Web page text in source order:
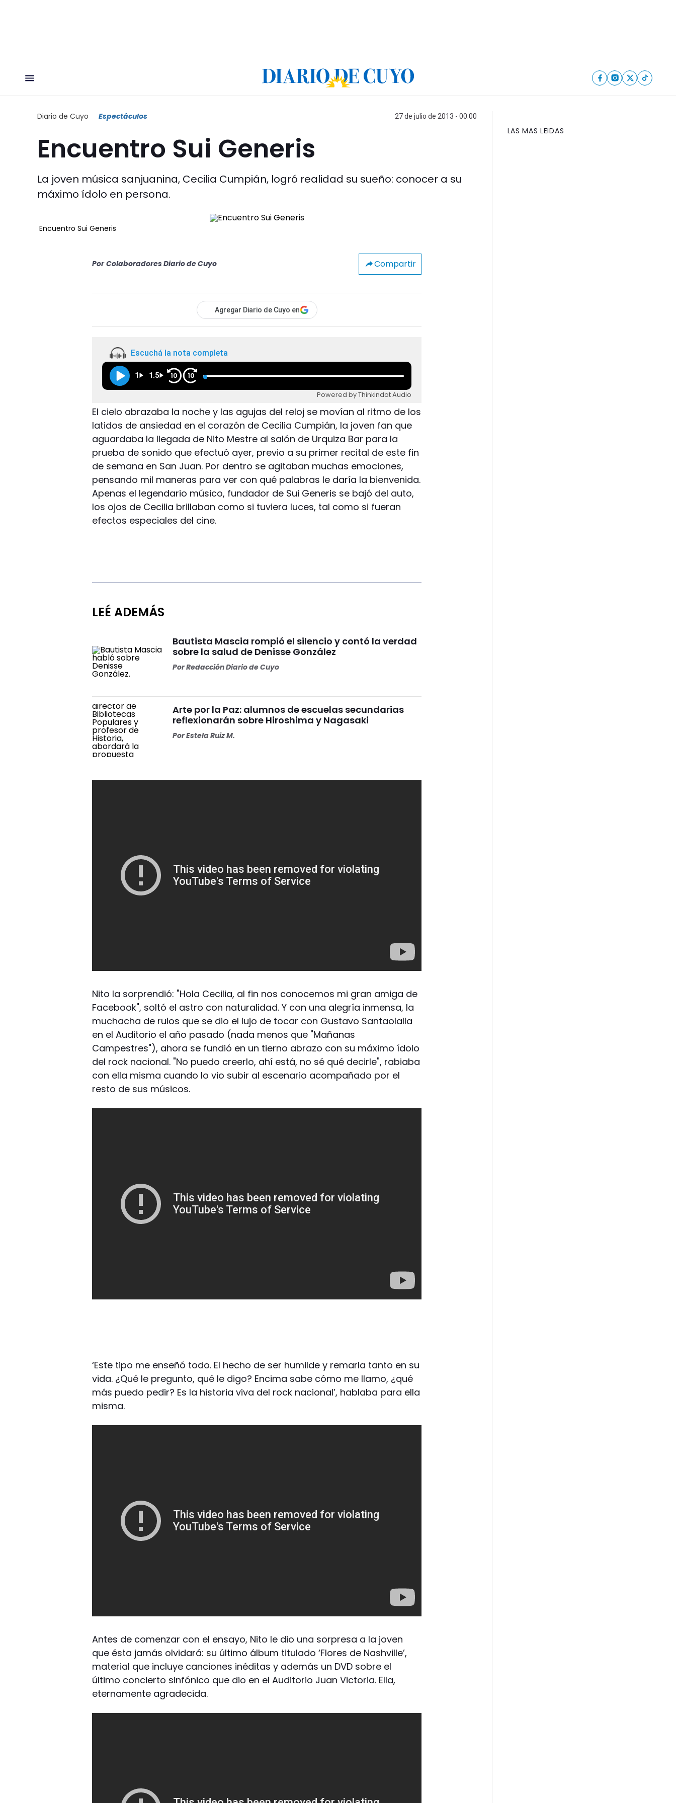
Diario de Cuyo Espectáculos 27 de julio de 2013 - 00:00
Encuentro Sui Generis
La joven música sanjuanina, Cecilia Cumpián, logró realidad su sueño: conocer a su
máximo ídolo en persona.
Encuentro Sui Generis
Por Colaboradores Diario de Cuyo Compartir
Agregar Diario de Cuyo en
Escuchá la nota completa
1 1.5 10 10
Powered by Thinkindot Audio
El cielo abrazaba la noche y las agujas del reloj se movían al ritmo de los
latidos de ansiedad en el corazón de Cecilia Cumpián, la joven fan que
aguardaba la llegada de Nito Mestre al salón de Urquiza Bar para la
prueba de sonido que efectuó ayer, previo a su primer recital de este fin
de semana en San Juan. Por dentro se agitaban muchas emociones,
pensando mil maneras para ver con qué palabras le daría la bienvenida.
Apenas el legendario músico, fundador de Sui Generis se bajó del auto,
los ojos de Cecilia brillaban como si tuviera luces, tal como si fueran
efectos especiales del cine.
LEÉ ADEMÁS
Bautista Mascia rompió el silencio y contó la verdad
sobre la salud de Denisse González
PorRedacción Diario de Cuyo
Arte por la Paz: alumnos de escuelas secundarias
reflexionarán sobre Hiroshima y Nagasaki
PorEstela Ruiz M.
Nito la sorprendió: "Hola Cecilia, al fin nos conocemos mi gran amiga de
Facebook", soltó el astro con naturalidad. Y con una alegría inmensa, la
muchacha de rulos que se dio el lujo de tocar con Gustavo Santaolalla
en el Auditorio el año pasado (nada menos que "Mañanas
Campestres"), ahora se fundió en un tierno abrazo con su máximo ídolo
del rock nacional. "No puedo creerlo, ahí está, no sé qué decirle", rabiaba
con ella misma cuando lo vio subir al escenario acompañado por el
resto de sus músicos.
‘Este tipo me enseñó todo. El hecho de ser humilde y remarla tanto en su
vida. ¿Qué le pregunto, qué le digo? Encima sabe cómo me llamo, ¿qué
más puedo pedir? Es la historia viva del rock nacional’, hablaba para ella
misma.
Antes de comenzar con el ensayo, Nito le dio una sorpresa a la joven
que ésta jamás olvidará: su último álbum titulado ‘Flores de Nashville’,
material que incluye canciones inéditas y además un DVD sobre el
último concierto sinfónico que dio en el Auditorio Juan Victoria. Ella,
eternamente agradecida.
LAS MAS LEIDAS